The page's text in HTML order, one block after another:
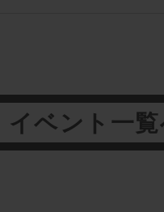
イベント一